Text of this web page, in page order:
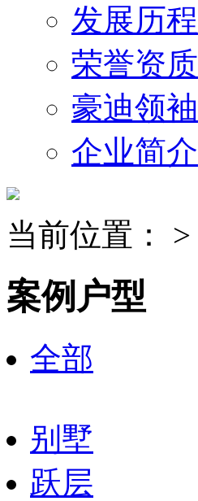
发展历程
荣誉资质
豪迪领袖
企业简介
当前位置： >
案例户型
全部
别墅
跃层